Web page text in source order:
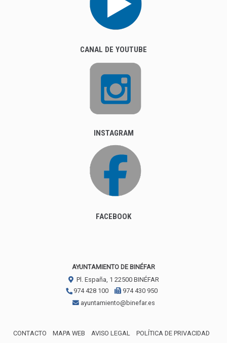
CANAL DE YOUTUBE
INSTAGRAM
FACEBOOK
AYUNTAMIENTO DE BINÉFAR
Pl. España, 1 22500 BINÉFAR
974 428 100
974 430 950
ayuntamiento@binefar.es
CONTACTO MAPA WEB AVISO LEGAL
POLÍTICA DE PRIVACIDAD